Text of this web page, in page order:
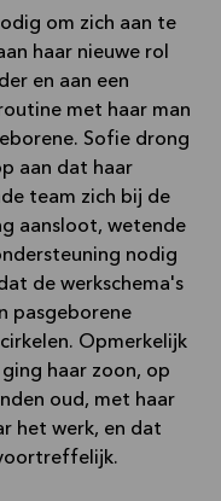
om zich aan te
haar nieuwe rol
en aan een
met haar man
Sofie drong
aan dat haar
team zich bij de
aansloot, wetende
nodig
de werkschema's
pasgeborene
Opmerkelijk
haar zoon, op
oud, met haar
het werk, en dat